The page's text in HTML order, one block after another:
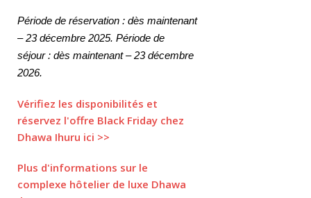
ul
c
p
Période de réservation : dès maintenant
– 23 décembre 2025. Période de
séjour : dès maintenant – 23 décembre
2026.
Vérifiez les disponibilités et
réservez l'offre Black Friday chez
Dhawa Ihuru ici >>
Plus d'informations sur le
complexe hôtelier de luxe Dhawa